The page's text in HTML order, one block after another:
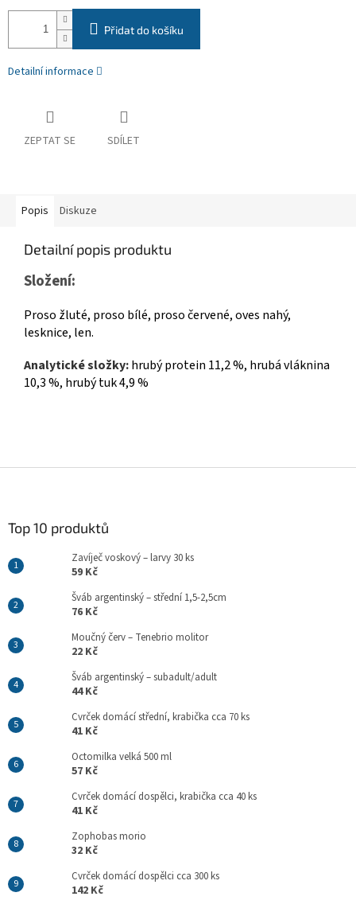
Přidat do košíku
Detailní informace
ZEPTAT SE SDÍLET
Popis Diskuze
Detailní popis produktu
Složení:
Proso žluté, proso bílé, proso červené, oves nahý,
lesknice, len.
Analytické složky:hrubý protein 11,2 %, hrubá vláknina
10,3 %, hrubý tuk 4,9 %
Top 10 produktů
Zavíječ voskový – larvy 30 ks
59 Kč
Šváb argentinský – střední 1,5-2,5cm
76 Kč
Moučný červ – Tenebrio molitor
22 Kč
Šváb argentinský – subadult/adult
44 Kč
Cvrček domácí střední, krabička cca 70 ks
41 Kč
Octomilka velká 500 ml
57 Kč
Cvrček domácí dospělci, krabička cca 40 ks
41 Kč
Zophobas morio
32 Kč
Cvrček domácí dospělci cca 300 ks
142 Kč